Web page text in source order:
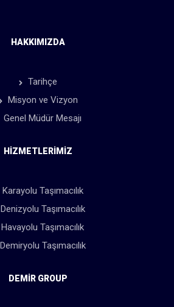
HAKKIMIZDA
Tarihçe
Misyon ve Vizyon
Genel Müdür Mesajı
HIZMETLERIMIZ
Karayolu Taşımacılık
Denizyolu Taşımacılık
Havayolu Taşımacılık
Demiryolu Taşımacılık
DEMIR GROUP